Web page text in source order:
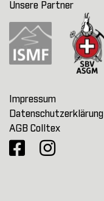
Unsere Partner
Impressum
Datenschutzerklärung
AGB Colltex